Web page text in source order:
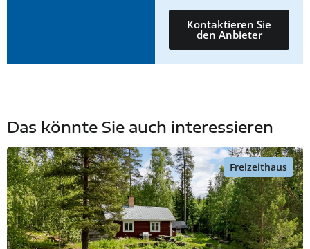
Kontaktieren Sie
den Anbieter
Das könnte Sie auch interessieren
Freizeithaus